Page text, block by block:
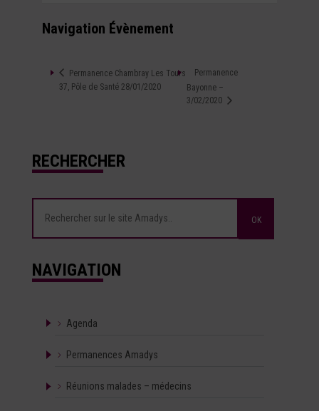
Navigation Évènement
Permanence Chambray Les Tours
37, Pôle de Santé 28/01/2020
Permanence
Bayonne –
3/02/2020
RECHERCHER
NAVIGATION
Agenda
Permanences Amadys
Réunions malades – médecins